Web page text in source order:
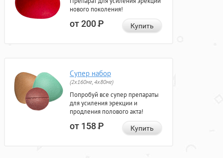
нового поколения!
от 200Р Купить
Супер набор
(2х160мг, 4х80мг)
Попробуй все супер препараты
для усиления эрекции и
продления полового акта!
от 158Р Купить